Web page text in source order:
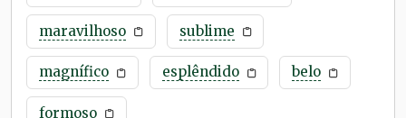
maravilhoso sublime
magnífico esplêndido belo
formoso